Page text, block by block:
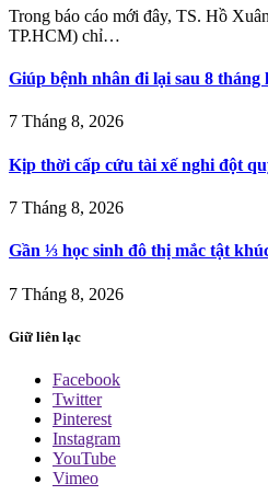
Trong báo cáo mới đây, TS. Hồ
TP.HCM) chỉ…
Giúp bệnh nhân đi lại sau 8 tháng
7 Tháng 8, 2026
Kịp thời cấp cứu tài xế nghi đột
7 Tháng 8, 2026
Gần ⅓ học sinh đô thị mắc tật
7 Tháng 8, 2026
Giữ liên lạc
Facebook
Twitter
Pinterest
Instagram
YouTube
Vimeo